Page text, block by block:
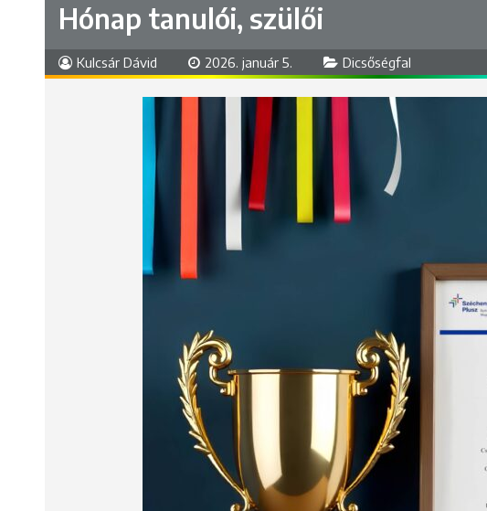
Hónap tanulói, szülői
Kulcsár Dávid 2026. január 5. Dicsőségfal